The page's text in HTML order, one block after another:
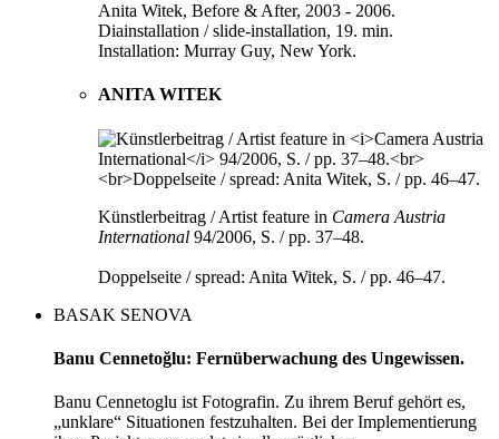
Anita Witek, Before & After, 2003 - 2006.
Diainstallation / slide-installation, 19. min.
Installation: Murray Guy, New York.
ANITA WITEK
Künstlerbeitrag / Artist feature in Camera Austria
International 94/2006, S. / pp. 37–48.
Doppelseite / spread: Anita Witek, S. / pp. 46–47.
BASAK SENOVA
Banu Cennetoğlu: Fernüberwachung des Ungewissen.
Banu Cennetoglu ist Fotografin. Zu ihrem Beruf gehört es,
„unklare“ Situationen festzuhalten. Bei der Implementierung